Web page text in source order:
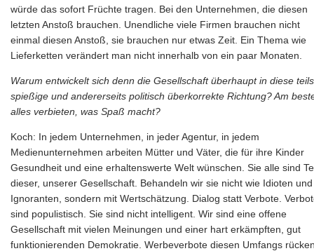
würde das sofort Früchte tragen. Bei den Unternehmen, die diesen
letzten Anstoß brauchen. Unendliche viele Firmen brauchen nicht
einmal diesen Anstoß, sie brauchen nur etwas Zeit. Ein Thema wie
Lieferketten verändert man nicht innerhalb von ein paar Monaten.
Warum entwickelt sich denn die Gesellschaft überhaupt in diese teils
spießige und andererseits politisch überkorrekte Richtung? Am
alles verbieten, was Spaß macht?
Koch: In jedem Unternehmen, in jeder Agentur, in jedem
Medienunternehmen arbeiten Mütter und Väter, die für ihre Kinder
Gesundheit und eine erhaltenswerte Welt wünschen. Sie alle sind
dieser, unserer Gesellschaft. Behandeln wir sie nicht wie Idioten und
Ignoranten, sondern mit Wertschätzung. Dialog statt Verbote.
sind populistisch. Sie sind nicht intelligent. Wir sind eine offene
Gesellschaft mit vielen Meinungen und einer hart erkämpften, gut
funktionierenden Demokratie. Werbeverbote diesen Umfangs